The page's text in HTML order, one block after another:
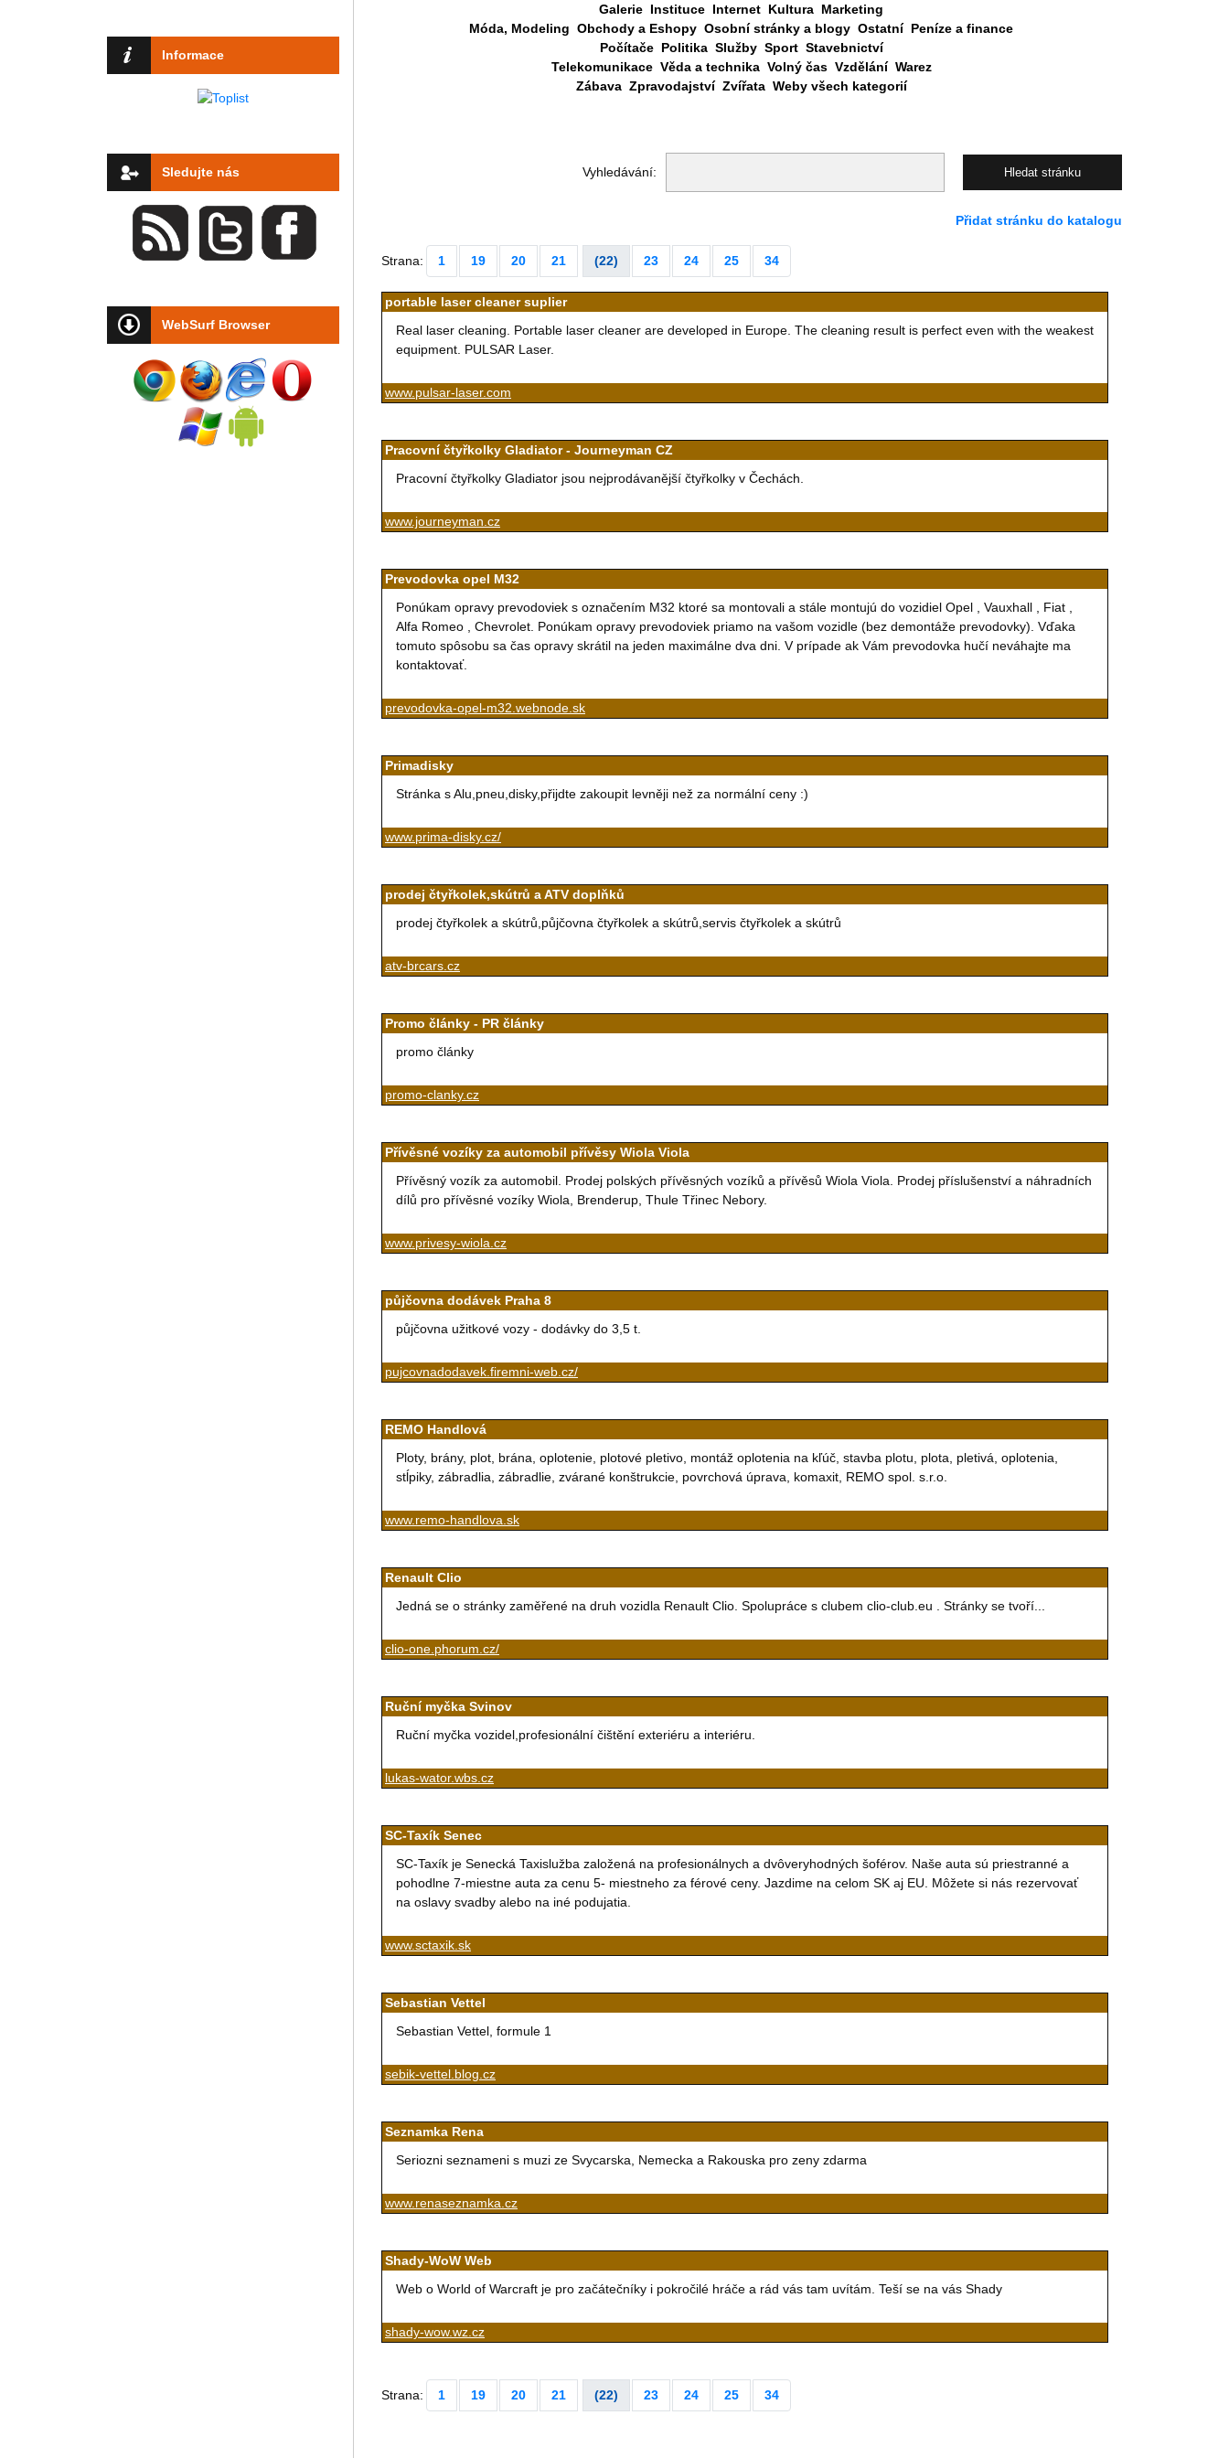
Informace
Sledujte nás
WebSurf Browser
Galerie Instituce Internet Kultura Marketing
Móda, Modeling Obchody a Eshopy Osobní stránky a blogy Ostatní Peníze a finance
Počítače Politika Služby Sport Stavebnictví
Telekomunikace Věda a technika Volný čas Vzdělání Warez
Zábava Zpravodajství Zvířata Weby všech kategorií
Vyhledávání:
Přidat stránku do katalogu
Strana: 1 19 20 21 (22) 23 24 25 34
portable laser cleaner suplier
Real laser cleaning. Portable laser cleaner are developed in Europe. The cleaning result is perfect even with the weakest
equipment. PULSAR Laser.
www.pulsar-laser.com
Pracovní čtyřkolky Gladiator - Journeyman CZ
Pracovní čtyřkolky Gladiator jsou nejprodávanější čtyřkolky v Čechách.
www.journeyman.cz
Prevodovka opel M32
Ponúkam opravy prevodoviek s označením M32 ktoré sa montovali a stále montujú do vozidiel Opel , Vauxhall , Fiat ,
Alfa Romeo , Chevrolet. Ponúkam opravy prevodoviek priamo na vašom vozidle (bez demontáže prevodovky). Vďaka
tomuto spôsobu sa čas opravy skrátil na jeden maximálne dva dni. V prípade ak Vám prevodovka hučí neváhajte ma
kontaktovať.
prevodovka-opel-m32.webnode.sk
Primadisky
Stránka s Alu,pneu,disky,přijdte zakoupit levněji než za normální ceny :)
www.prima-disky.cz/
prodej čtyřkolek,skútrů a ATV doplňků
prodej čtyřkolek a skútrů,půjčovna čtyřkolek a skútrů,servis čtyřkolek a skútrů
atv-brcars.cz
Promo články - PR články
promo články
promo-clanky.cz
Přívěsné vozíky za automobil přívěsy Wiola Viola
Přívěsný vozík za automobil. Prodej polských přívěsných vozíků a přívěsů Wiola Viola. Prodej příslušenství a náhradních
dílů pro přívěsné vozíky Wiola, Brenderup, Thule Třinec Nebory.
www.privesy-wiola.cz
půjčovna dodávek Praha 8
půjčovna užitkové vozy - dodávky do 3,5 t.
pujcovnadodavek.firemni-web.cz/
REMO Handlová
Ploty, brány, plot, brána, oplotenie, plotové pletivo, montáž oplotenia na kľúč, stavba plotu, plota, pletivá, oplotenia,
stĺpiky, zábradlia, zábradlie, zvárané konštrukcie, povrchová úprava, komaxit, REMO spol. s.r.o.
www.remo-handlova.sk
Renault Clio
Jedná se o stránky zaměřené na druh vozidla Renault Clio. Spolupráce s clubem clio-club.eu . Stránky se tvoří...
clio-one.phorum.cz/
Ruční myčka Svinov
Ruční myčka vozidel,profesionální čištění exteriéru a interiéru.
lukas-wator.wbs.cz
SC-Taxík Senec
SC-Taxík je Senecká Taxislužba založená na profesionálnych a dvôveryhodných šoférov. Naše auta sú priestranné a
pohodlne 7-miestne auta za cenu 5- miestneho za férové ceny. Jazdime na celom SK aj EU. Môžete si nás rezervovať
na oslavy svadby alebo na iné podujatia.
www.sctaxik.sk
Sebastian Vettel
Sebastian Vettel, formule 1
sebik-vettel.blog.cz
Seznamka Rena
Seriozni seznameni s muzi ze Svycarska, Nemecka a Rakouska pro zeny zdarma
www.renaseznamka.cz
Shady-WoW Web
Web o World of Warcraft je pro začátečníky i pokročilé hráče a rád vás tam uvítám. Teší se na vás Shady
shady-wow.wz.cz
Strana: 1 19 20 21 (22) 23 24 25 34